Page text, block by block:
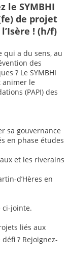
le SYMBHI
de projet
! (h/f)
qui a du sens, au
des
? Le SYMBHI
animer le
(PAPI) des
sa gouvernance
en phase études
et les riverains
d’Hères en
ci-jointe.
liés aux
? Rejoignez-